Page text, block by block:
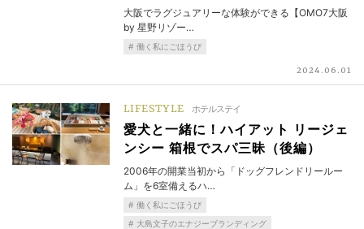
大阪でラグジュアリーな体験ができる【OMO7大阪
by 星野リゾー…
働く私にごほうび
2024.06.01
LIFESTYLE ホテルステイ
愛犬と一緒に！ハイアット リージェ
ンシー 箱根でスパ三昧（後編）
2006年の開業当初から「ドッグフレンドリールー
ム」を6室備えるハ…
働く私にごほうび
大島文子のエナジーブランディング